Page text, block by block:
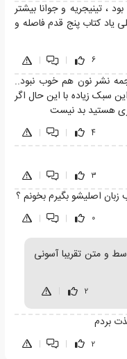
، تینیجریه و جوانا بیشتر
یاد کتاب پنج قدم فاصله و
6
نشر نون هم خوب نبود..
سبک زیاده با این حال اگر
هستید بد نیست
4
|
|
3
زبان اصلیشو بگیرم بخونم ؟
0
|
|
و متن تقریبا آسونی
2
بردم
2
|
|